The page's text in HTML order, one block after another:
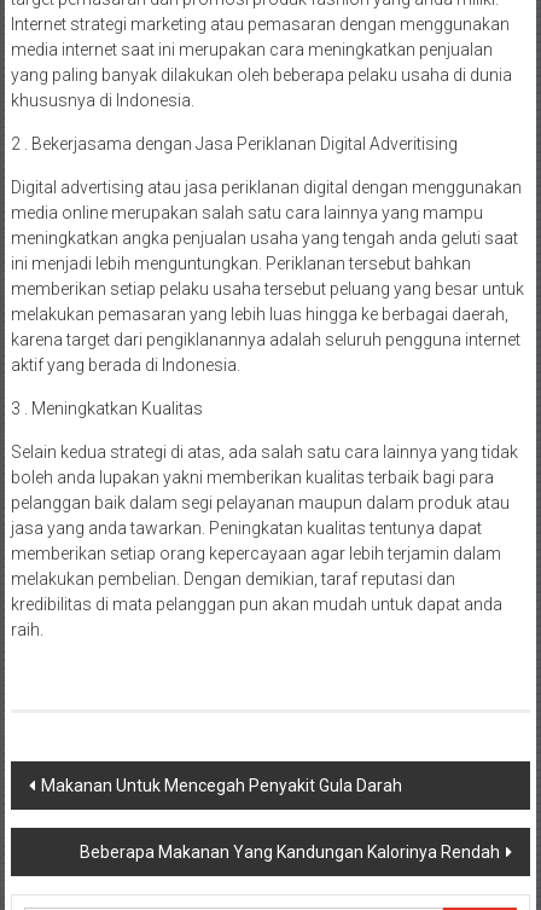
Internet strategi marketing atau pemasaran dengan menggunakan
media internet saat ini merupakan cara meningkatkan penjualan
yang paling banyak dilakukan oleh beberapa pelaku usaha di dunia
khususnya di Indonesia.
2 . Bekerjasama dengan Jasa Periklanan Digital Adveritising
Digital advertising atau jasa periklanan digital dengan menggunakan
media online merupakan salah satu cara lainnya yang mampu
meningkatkan angka penjualan usaha yang tengah anda geluti saat
ini menjadi lebih menguntungkan. Periklanan tersebut bahkan
memberikan setiap pelaku usaha tersebut peluang yang besar untuk
melakukan pemasaran yang lebih luas hingga ke berbagai daerah,
karena target dari pengiklanannya adalah seluruh pengguna internet
aktif yang berada di Indonesia.
3 . Meningkatkan Kualitas
Selain kedua strategi di atas, ada salah satu cara lainnya yang tidak
boleh anda lupakan yakni memberikan kualitas terbaik bagi para
pelanggan baik dalam segi pelayanan maupun dalam produk atau
jasa yang anda tawarkan. Peningkatan kualitas tentunya dapat
memberikan setiap orang kepercayaan agar lebih terjamin dalam
melakukan pembelian. Dengan demikian, taraf reputasi dan
kredibilitas di mata pelanggan pun akan mudah untuk dapat anda
raih.
Navigasi
pos
Makanan Untuk Mencegah Penyakit Gula Darah
Beberapa Makanan Yang Kandungan Kalorinya Rendah